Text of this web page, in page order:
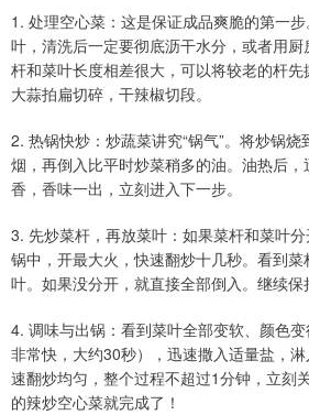
1. 处理空心菜：这是保证成品爽脆的第一
叶，清洗后一定要彻底沥干水分，或者用
杆和菜叶长度相差很大，可以将较老的杆先
大蒜拍扁切碎，干辣椒切段。
2. 热锅快炒：炒蔬菜讲究“锅气”。将炒锅烧
烟，再倒入比平时炒菜稍多的油。油热后
香，香味一出，立刻进入下一步。
3. 先炒菜杆，再放菜叶：如果菜杆和菜叶
锅中，开最大火，快速翻炒十几秒。看到
叶。如果没分开，就直接全部倒入。继续保
4. 调味与出锅：看到菜叶全部变软、颜色
非常快，大约30秒），迅速撒入适量盐，
速翻炒均匀，整个过程不超过1分钟，立刻
的辣炒空心菜就完成了！